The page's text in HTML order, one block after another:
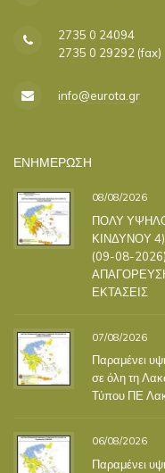
2735 0 24094
2735 0 29292 (fax)
info@eurota.gr
ΕΝΗΜΕΡΩΣΗ
08/08/2026
ΠΟΛΥ
ΚΙΝΔΥΝΟΥ
(09-08-
ΕΚΤΑΣΕΙΣ
07/08/2026
Παραμένει
σε όλη τη
Τύπου ΠΕ
06/08/2026
Παραμένει